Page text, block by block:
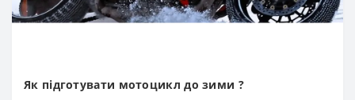
Як підготувати мотоцикл до зими ?